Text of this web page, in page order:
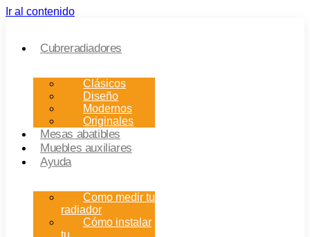
Ir al contenido
Cubreradiadores
Clásicos
Diseño
Modernos
Originales
Mesas abatibles
Muebles auxiliares
Ayuda
Como medir tu
radiador
Cómo instalar
tu